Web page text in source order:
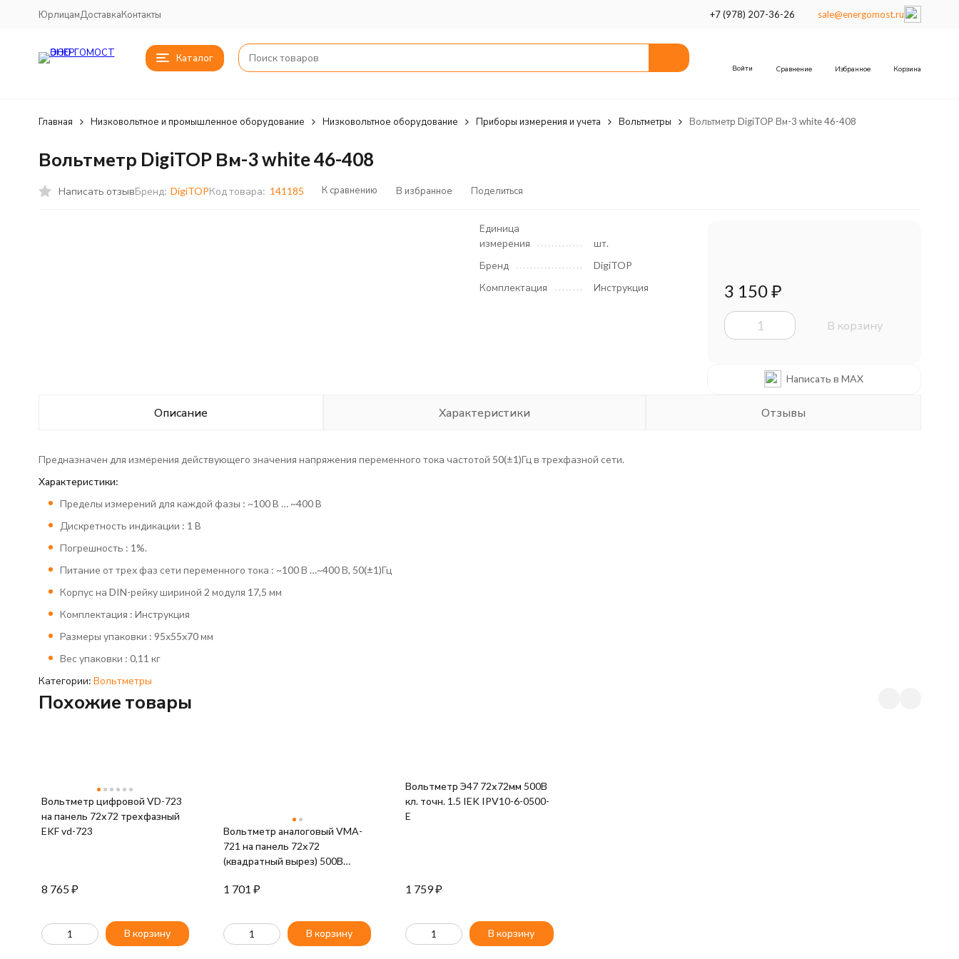
ЮрлицамДоставкаКонтакты +7 (978) 207-36-26 sale@energomost.ru
Каталог
Войти Сравнение Избранное Корзина
Главная Низковольтное и промышленное оборудование Низковольтное оборудование Приборы измерения и учета Вольтметры Вольтметр DigiTOP Вм-3 white 46-408
Вольтметр DigiTOP Вм-3 white 46-408
Написать отзывБренд: DigiTOPКод товара: 141185 К сравнению В избранное Поделиться
Единица
измерения
шт.
Бренд
DigiTOP
Комплектация
Инструкция 3 150₽
В корзину
Написать в MAX
Описание Характеристики Отзывы
Предназначен для измерения действующего значения напряжения переменного тока частотой 50(±1)Гц в трехфазной сети.
Характеристики:
Пределы измерений для каждой фазы : ~100 B … ~400 B
Дискретность индикации : 1 B
Погрешность : 1%.
Питание от трех фаз сети переменного тока : ~100 В …~400 В, 50(±1)Гц
Корпус на DIN-рейку шириной 2 модуля 17,5 мм
Комплектация : Инструкция
Размеры упаковки : 95х55х70 мм
Вес упаковки : 0,11 кг
Категории: Вольтметры
Похожие товары
Вольтметр цифровой VD-723
на панель 72х72 трехфазный
EKF vd-723
8 765₽
В корзину
Вольтметр аналоговый VMA-
721 на панель 72х72
(квадратный вырез) 500В
vm-a721-500/vma-721-500
1 701 ₽
В корзину
Вольтметр Э47 72х72мм 500В
кл. точн. 1.5 IEK IPV10-6-0500-
E
1 759₽
В корзину